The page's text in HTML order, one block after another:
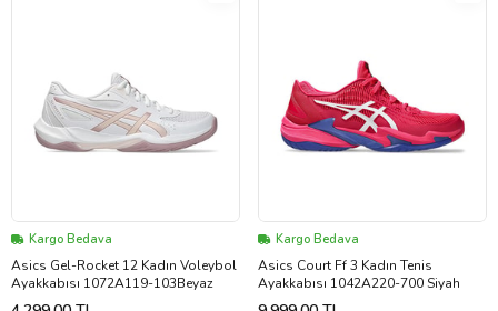
Kargo Bedava
Asics Gel-Rocket 12 Kadın Voleybol
Ayakkabısı 1072A119-103Beyaz
Kargo Bedava
Asics Court Ff 3 Kadın Tenis
Ayakkabısı 1042A220-700 Siyah